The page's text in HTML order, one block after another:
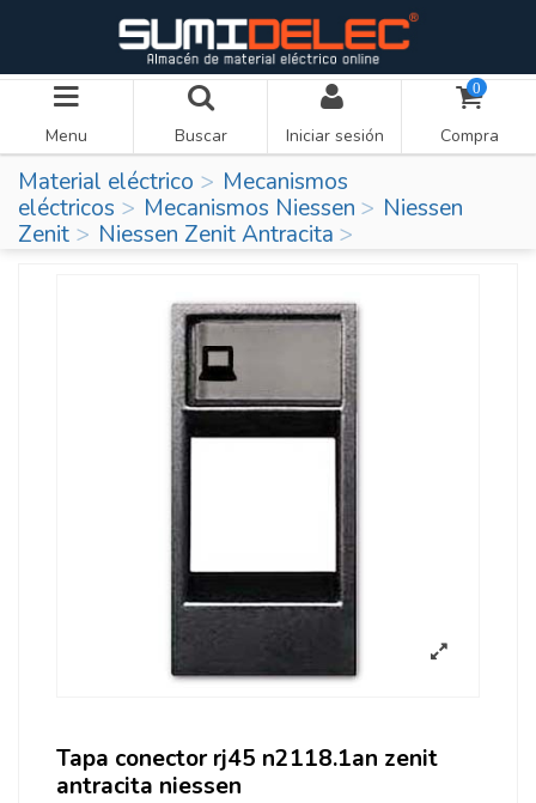
Menu Buscar Iniciar sesión
0
Compra
Material eléctrico
Mecanismos
eléctricos
Mecanismos Niessen
Niessen
Zenit
Niessen Zenit Antracita
Tapa conector rj45 n2118.1an zenit
antracita niessen